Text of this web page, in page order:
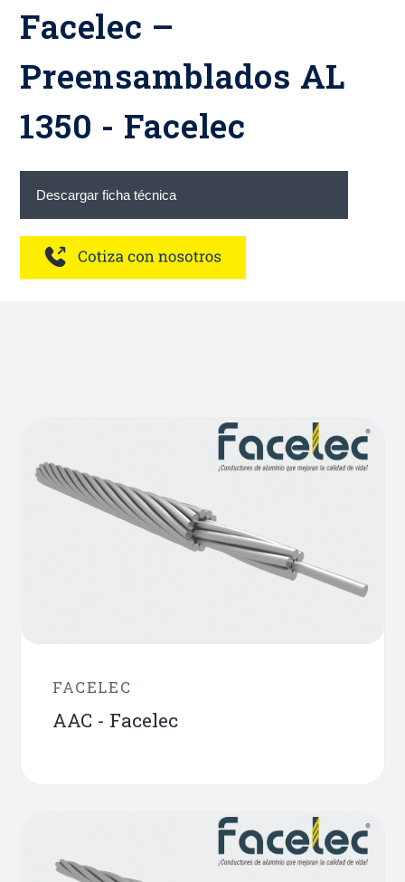
Facelec –
Preensamblados AL
1350 - Facelec
Descargar ficha técnica
FACELEC
AAC - Facelec